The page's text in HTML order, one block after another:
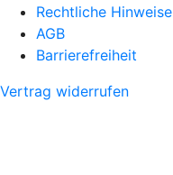
Rechtliche Hinweise
AGB
Barrierefreiheit
Vertrag widerrufen